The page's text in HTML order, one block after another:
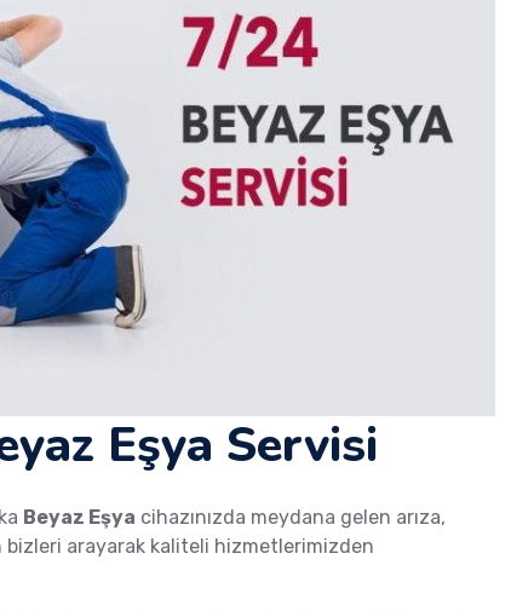
Eşya Servisi
Beyaz Eşya cihazınızda meydana gelen arıza,
bizleri arayarak kaliteli hizmetlerimizden